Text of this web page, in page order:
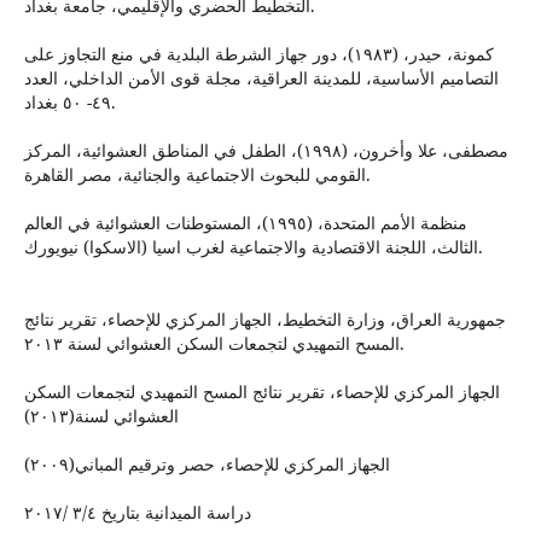
التخطيط الحضري والإقليمي، جامعة بغداد.
كمونة، حيدر، (١٩٨٣)، دور جهاز الشرطة البلدية في منع التجاوز على
التصاميم الأساسية، للمدينة العراقية، مجلة قوى الأمن الداخلي، العدد
٤٩- ٥٠ بغداد.
مصطفى، علا وأخرون، (١٩٩٨)، الطفل في المناطق العشوائية، المركز
القومي للبحوث الاجتماعية والجنائية، مصر القاهرة.
منظمة الأمم المتحدة، (١٩٩٥)، المستوطنات العشوائية في العالم
الثالث، اللجنة الاقتصادية والاجتماعية لغرب اسيا (الاسكوا) نيويورك.
جمهورية العراق، وزارة التخطيط، الجهاز المركزي للإحصاء، تقرير نتائج
المسح التمهيدي لتجمعات السكن العشوائي لسنة ٢٠١٣.
الجهاز المركزي للإحصاء، تقرير نتائج المسح التمهيدي لتجمعات السكن
العشوائي لسنة(٢٠١٣)
الجهاز المركزي للإحصاء، حصر وترقيم المباني(٢٠٠٩)
دراسة الميدانية بتاريخ ٣/٤ /٢٠١٧